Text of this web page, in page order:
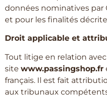
données nominatives par
et pour les finalités
Droit applicable et
Tout litige en relation
site www.passingshop.fr
français. Il est fait
aux tribunaux